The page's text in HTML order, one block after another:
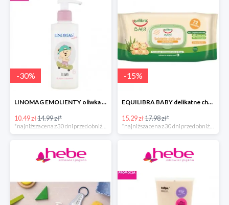
-30%
LINOMAG EMOLIENTY oliwka do ciała dla dzieci i niemowląt
10.49 zł14.99 zł*
*najniższa cena z 30 dni przed obniżką
-15%
EQUILIBRA BABY delikatne chusteczki oczyszczające
15.29 zł17.98 zł*
*najniższa cena z 30 dni przed obniżką